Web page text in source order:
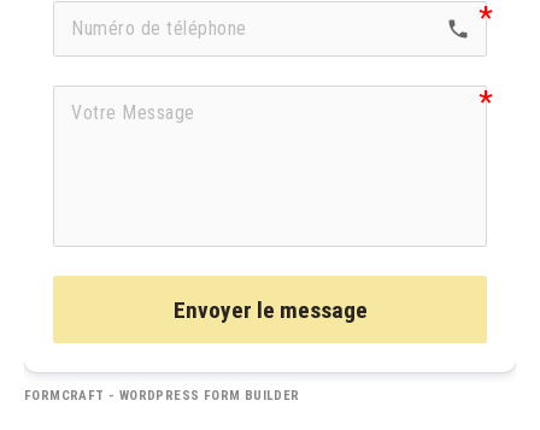
local_phone
Envoyer le message
FORMCRAFT - WORDPRESS FORM BUILDER